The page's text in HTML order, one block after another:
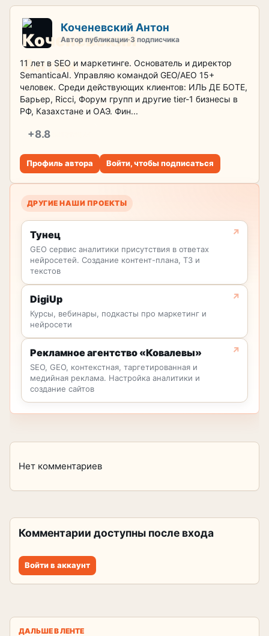
Коченевский Антон
Автор публикации·3 подписчика
11 лет в SEO и маркетинге. Основатель и директор
SemanticaAI. Управляю командой GEO/AEO 15+
человек. Среди действующих клиентов: ИЛЬ ДЕ БОТЕ,
Барьер, Ricci, Форум групп и другие tier-1 бизнесы в
РФ, Казахстане и ОАЭ. Фин...
+8.8
Профиль автора Войти, чтобы подписаться
ДРУГИЕ НАШИ ПРОЕКТЫ
Тунец
GEO сервис аналитики присутствия в ответах
нейросетей. Создание контент-плана, ТЗ и
текстов
DigiUp
Курсы, вебинары, подкасты про маркетинг и
нейросети
Рекламное агентство «Ковалевы»
SEO, GEO, контекстная, таргетированная и
медийная реклама. Настройка аналитики и
создание сайтов
Нет комментариев
Комментарии доступны после входа
Войти в аккаунт
ДАЛЬШЕ В ЛЕНТЕ